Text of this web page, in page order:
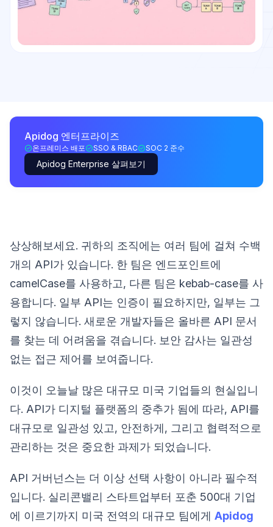
Apidog 엔터프라이즈
온프레미스 배포 SSO & RBAC SOC 2 준수
Apidog Enterprise 살펴보기
상상해보세요. 귀하의 조직에는 여러 팀에 걸쳐 수백
개의 API가 있습니다. 한 팀은 엔드포인트에
camelCase를 사용하고, 다른 팀은 kebab-case를 사
용합니다. 일부 API는 인증이 필요하지만, 일부는 그
렇지 않습니다. 새로운 개발자들은 올바른 API 문서
를 찾는 데 어려움을 겪습니다. 보안 감사는 일관성
없는 접근 제어를 보여줍니다.
이것이 오늘날 많은 대규모 미국 기업들의 현실입니
다. API가 디지털 플랫폼의 중추가 됨에 따라, API를
대규모로 일관성 있고, 안전하게, 그리고 협력적으로
관리하는 것은 중요한 과제가 되었습니다.
API 거버넌스는 더 이상 선택 사항이 아니라 필수적
입니다. 실리콘밸리 스타트업부터 포춘 500대 기업
에 이르기까지 미국 전역의 대규모 팀에게 Apidog